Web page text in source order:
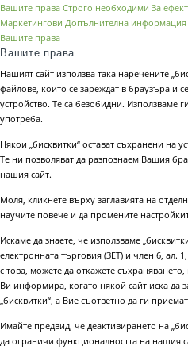
Вашите права Строго необходими За
Маркетингови Допълнителна информация
Вашите права
Вашите права
Нашият сайт използва така наречените
файлове, които се зареждат в браузъра и
устройство. Те са безобидни. Използваме
употреба.
Някои „бисквитки“ остават съхранени на
Те ни позволяват да разпознаем Вашия
нашия сайт.
Моля, кликнете върху заглавията на
научите повече и да промените
Искаме да знаете, че използваме
електронната търговия (ЗЕТ) и член 6, ал.
с това, можете да откажете
Ви информира, когато някой сайт иска да
„бисквитки“, а Вие съответно да ги
Имайте предвид, че деактивирането на
да ограничи функционалността на нашия